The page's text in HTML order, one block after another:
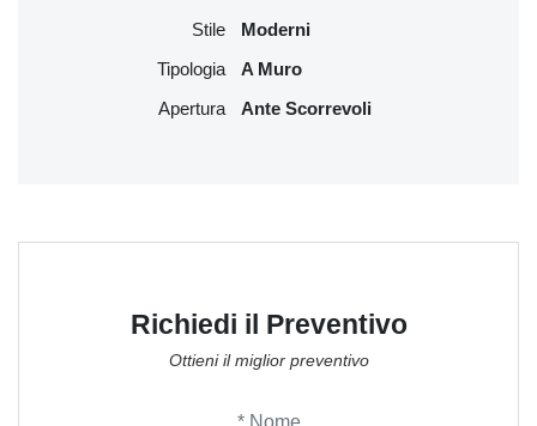
Richiedi il Preventivo
Ottieni il miglior preventivo
Stile Moderni
Tipologia A Muro
Apertura Ante Scorrevoli